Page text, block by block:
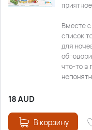
Вместе
список
для
что-то в
18AUD
В корзину